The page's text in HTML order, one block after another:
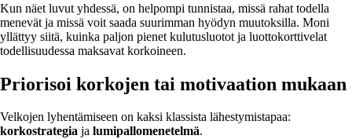
Kun näet luvut yhdessä, on helpompi tunnistaa, missä rahat todella
menevät ja missä voit saada suurimman hyödyn muutoksilla. Moni
yllättyy siitä, kuinka paljon pienet kulutusluotot ja luottokorttivelat
todellisuudessa maksavat korkoineen.
Priorisoi korkojen tai motivaation mukaan
Velkojen lyhentämiseen on kaksi klassista lähestymistapaa:
korkostrategia ja lumipallomenetelmä.